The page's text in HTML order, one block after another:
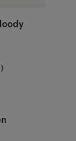
Rezensionen
)